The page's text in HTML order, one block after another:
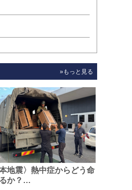
»もっと見る
本地震〉熱中症からどう命
か？…